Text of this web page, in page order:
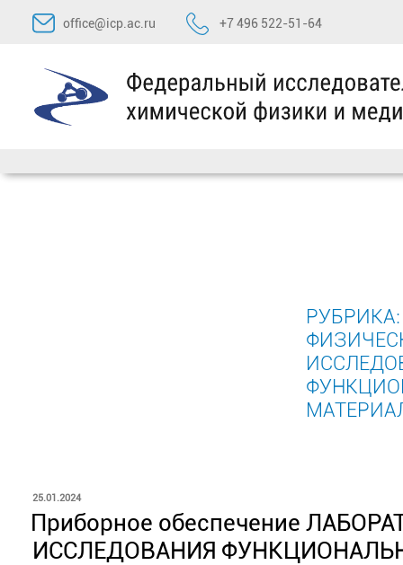
Перейти
содержимому
office@icp.ac.ru +7 496 522-51-64
ОПУБЛИКОВАНО
25.01.2024
Приборное обеспечение
ИССЛЕДОВАНИЯ